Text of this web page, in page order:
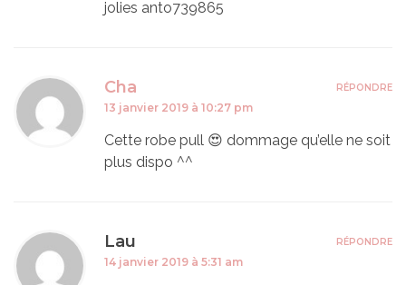
jolies anto739865
Cha
13 janvier 2019 à 10:27 pm
Cette robe pull 😍 dommage qu’elle ne soit
plus dispo ^^
RÉPONDRE
Lau
14 janvier 2019 à 5:31 am
RÉPONDRE